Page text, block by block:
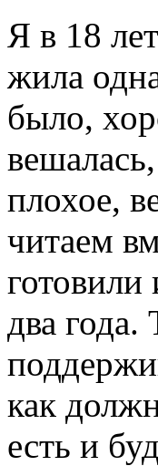
Я в 18
жила
было,
плохое,
читаем
готовили
два
как
есть и